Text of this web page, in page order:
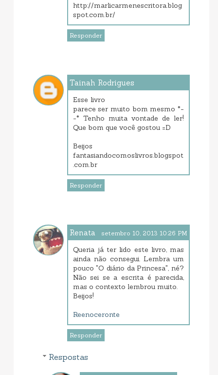
http://marlicarmenescritora.blog
spot.com.br/
Responder
Tainah Rodrigues
Esse livro
parece ser muito bom mesmo *-
-* Tenho muita vontade de ler!
Que bom que você gostou =D
Beijos
fantasiandocomoslivros.blogspot
.com.br
Responder
Renata setembro 10, 2013 10:26 PM
Queria já ter lido este livro, mas
ainda não consegui. Lembra um
pouco "O diário da Princesa", né?
Não sei se a escrita é parecida,
mas o contexto lembrou muito.
Beijos!
Reenoceronte
Responder
Respostas